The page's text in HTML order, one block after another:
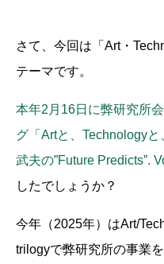
さて、今回は「Art・
テーマです。
本年2月16日に弊研究所
グ「Artと、Technology
武夫の”Future Predicts”.
したでしょうか？
今年（2025年）はArt/
trilogyで弊研究所の事業